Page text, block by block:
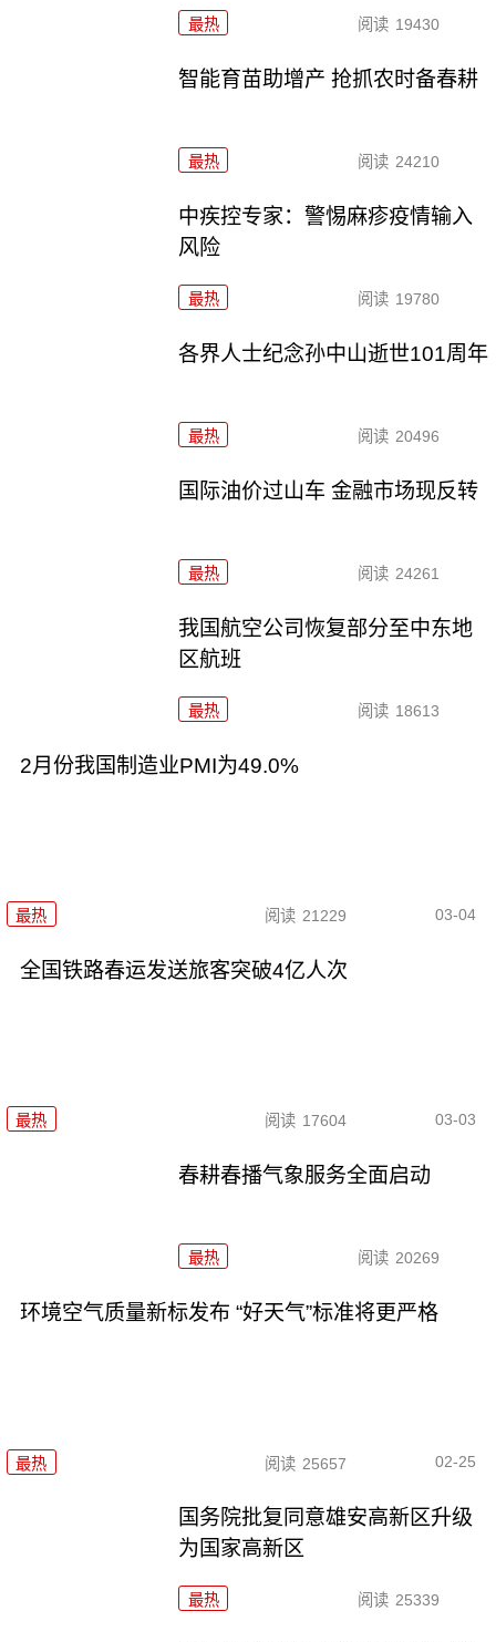
最热 阅读 19430
智能育苗助增产 抢抓农时备春耕
最热 阅读 24210
中疾控专家：警惕麻疹疫情输入
风险
最热 阅读 19780
各界人士纪念孙中山逝世101周年
最热 阅读 20496
国际油价过山车 金融市场现反转
最热 阅读 24261
我国航空公司恢复部分至中东地
区航班
最热 阅读 18613
2月份我国制造业PMI为49.0%
最热 阅读 21229 03-04
全国铁路春运发送旅客突破4亿人次
最热 阅读 17604 03-03
春耕春播气象服务全面启动
最热 阅读 20269
环境空气质量新标发布 “好天气”标准将更严格
最热 阅读 25657 02-25
国务院批复同意雄安高新区升级
为国家高新区
最热 阅读 25339